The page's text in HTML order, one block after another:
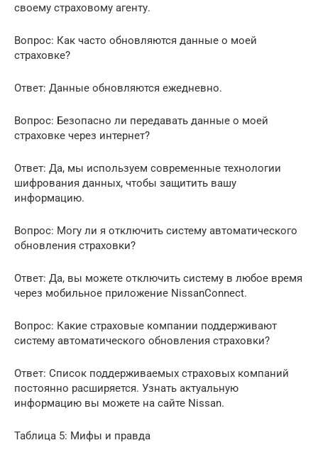
своему страховому агенту.
Вопрос: Как часто обновляются данные о моей
страховке?
Ответ: Данные обновляются ежедневно.
Вопрос: Безопасно ли передавать данные о моей
страховке через интернет?
Ответ: Да, мы используем современные технологии
шифрования данных, чтобы защитить вашу
информацию.
Вопрос: Могу ли я отключить систему автоматического
обновления страховки?
Ответ: Да, вы можете отключить систему в любое время
через мобильное приложение NissanConnect.
Вопрос: Какие страховые компании поддерживают
систему автоматического обновления страховки?
Ответ: Список поддерживаемых страховых компаний
постоянно расширяется. Узнать актуальную
информацию вы можете на сайте Nissan.
Таблица 5: Мифы и правда